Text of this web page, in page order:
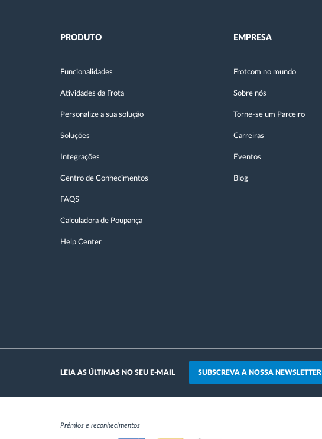
PRODUTO
Funcionalidades
Atividades da Frota
Personalize a sua solução
Soluções
Integrações
Centro de Conhecimentos
FAQS
Calculadora de Poupança
Help Center
EMPRESA
Frotcom no mundo
Sobre nós
Torne-se um Parceiro
Carreiras
Eventos
Blog
LEIA AS ÚLTIMAS NO SEU E-MAIL SUBSCREVA A NOSSA NEWSLETTER
Prémios e reconhecimentos